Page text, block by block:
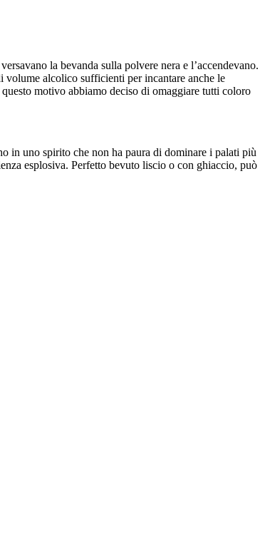
la bevanda sulla polvere nera e l’accendevano.
volume alcolico sufficienti per incantare anche le
motivo abbiamo deciso di omaggiare tutti coloro
in uno spirito che non ha paura di dominare i palati più
esplosiva. Perfetto bevuto liscio o con ghiaccio, può